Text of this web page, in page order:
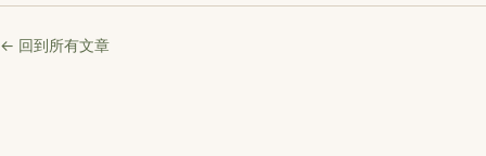
← 回到所有文章